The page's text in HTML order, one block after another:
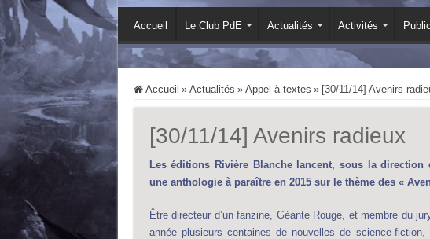
Accueil Le Club PdE Actualités Activités
Accueil » Actualités » Appel à textes » [30/11/14] Avenirs
[30/11/14] Avenirs radieux
Les éditions Rivière Blanche lancent, sous la
une anthologie à paraître en 2015 sur le thème des «
Être directeur d’un fanzine, Géante Rouge, et membre du
année plusieurs centaines de nouvelles de science-fiction,